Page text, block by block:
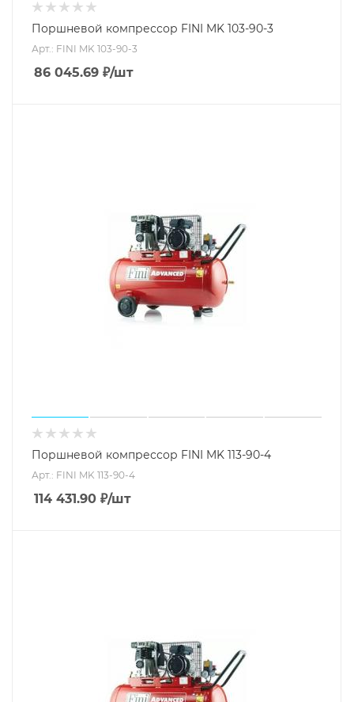
Поршневой компрессор FINI MK 103-90-3
Арт.: FINI MK 103-90-3
86 045.69 ₽/шт
Поршневой компрессор FINI MK 113-90-4
Арт.: FINI MK 113-90-4
114 431.90 ₽/шт